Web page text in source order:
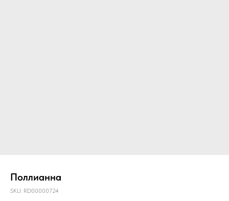
Поллианна
SKU: RD00000724